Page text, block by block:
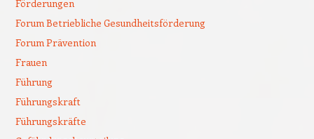
Förderungen
Forum Betriebliche Gesundheitsförderung
Forum Prävention
Frauen
Führung
Führungskraft
Führungskräfte